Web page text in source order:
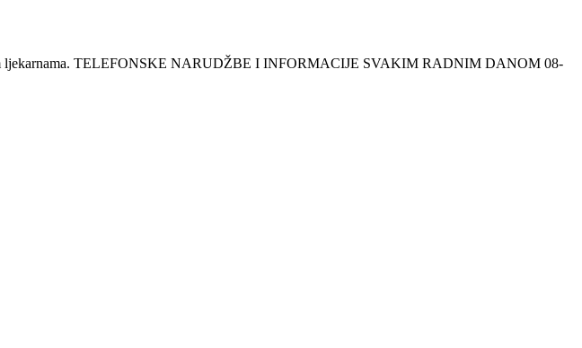
ljekarnama. TELEFONSKE NARUDŽBE I INFORMACIJE SVAKIM RADNIM DANOM 08-